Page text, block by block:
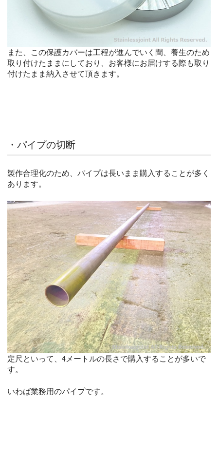
また、この保護カバーは工程が進んでいく間、養生のため
取り付けたままにしており、お客様にお届けする際も取り
付けたまま納入させて頂きます。
・パイプの切断
製作合理化のため、パイプは長いまま購入することが多く
あります。
定尺といって、4メートルの長さで購入することが多いで
す。
いわば業務用のパイプです。